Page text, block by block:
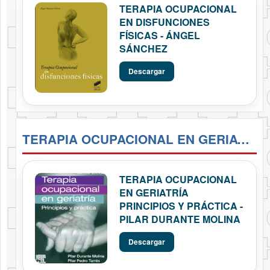
TERAPIA OCUPACIONAL
EN DISFUNCIONES
FÍSICAS - ÁNGEL
SÁNCHEZ
Descargar
TERAPIA OCUPACIONAL EN GERIATRÍA PRINCIPIOS Y PRÁCTICA - PILAR DURANTE MOLINA
TERAPIA OCUPACIONAL
EN GERIATRÍA
PRINCIPIOS Y PRÁCTICA -
PILAR DURANTE MOLINA
Descargar